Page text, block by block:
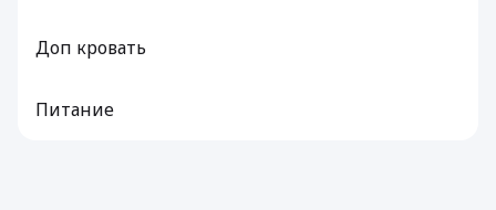
Доп кровать
Питание